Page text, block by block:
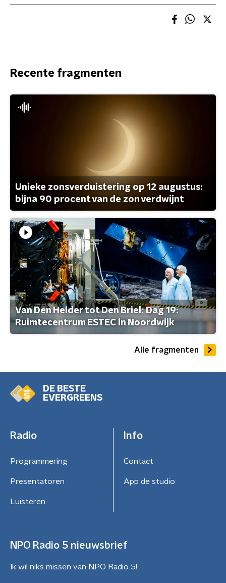
Recente fragmenten
Unieke zonsverduistering op 12 augustus:
bijna 90 procent van de zon verdwijnt
Van Den Helder tot Den Briel: Dag 19:
Ruimtecentrum ESTEC in Noordwijk
Alle fragmenten
DE BESTE
EVERGREENS
Radio
Programmering
Presentatoren
Luisteren
Info
Contact
App de studio
NPO Radio 5 nieuwsbrief
Ik wil niks missen van NPO Radio 5!